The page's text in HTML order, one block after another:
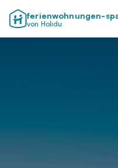
ferienwohnungen-
von Holidu